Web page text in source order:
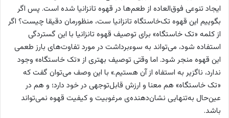
ایجاد تنوعی فوق‌العاده از طعم‌ها در قهوه تانزانیا شده است. پس اگر
بگوییم این قهوه تک‌خاستگاه تانزانیا ست، منظورمان دقیقا چیست؟ اگر
از کلمه «تک خاستگاه» برای توصیف قهوه تانزانیا با این گستردگی
استفاده شود، می‌تواند به سوءبرداشت در مورد تفاوت‌های بارز طعمی
این قهوه منجر شود. اما وقتی توصیف بهتری از «تک خاستگاه» وجود
ندارد، ناگزیر به استفاه از آن هستیم.» با این‌ وصف می‌توان گفت که
«تک خاستگاه» هم معنا و ارزش قابل‌توجهی در خود دارد؛ و هم در
عین‌حال به‌تنهایی نشان‌دهنده‌ی مرغوبیت و کیفیت قهوه نمی‌تواند
باشد.